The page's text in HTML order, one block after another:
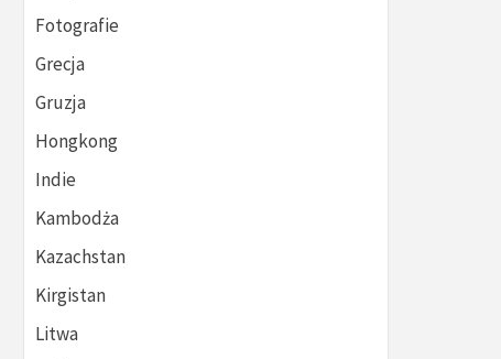
Fotografie
Grecja
Gruzja
Hongkong
Indie
Kambodża
Kazachstan
Kirgistan
Litwa